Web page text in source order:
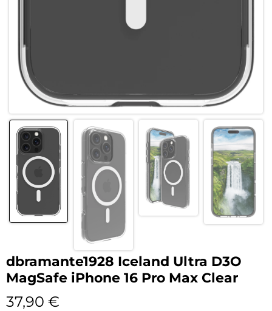
dbramante1928 Iceland Ultra D3O
MagSafe iPhone 16 Pro Max Clear
37,90 €